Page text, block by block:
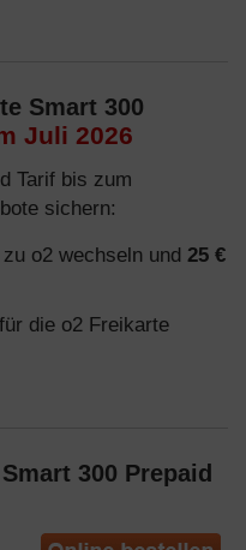
Smart 300
Juli 2026
Tarif bis zum
sichern:
o2 wechseln und 25 €
die o2 Freikarte
300 Prepaid